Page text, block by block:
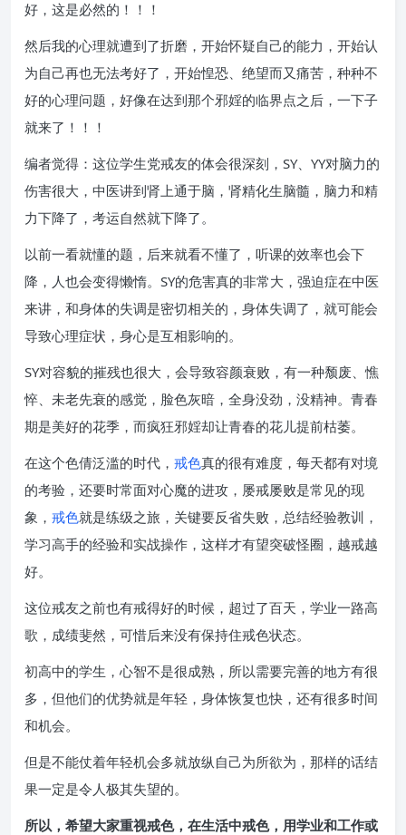
好，这是必然的！！！
然后我的心理就遭到了折磨，开始怀疑自己的能力，开始认
为自己再也无法考好了，开始惶恐、绝望而又痛苦，种种不
好的心理问题，好像在达到那个邪婬的临界点之后，一下子
就来了！！！
编者觉得：这位学生党戒友的体会很深刻，SY、YY对脑力的
伤害很大，中医讲到肾上通于脑，肾精化生脑髓，脑力和精
力下降了，考运自然就下降了。
以前一看就懂的题，后来就看不懂了，听课的效率也会下
降，人也会变得懒惰。SY的危害真的非常大，强迫症在中医
来讲，和身体的失调是密切相关的，身体失调了，就可能会
导致心理症状，身心是互相影响的。
SY对容貌的摧残也很大，会导致容颜衰败，有一种颓废、憔
悴、未老先衰的感觉，脸色灰暗，全身没劲，没精神。青春
期是美好的花季，而疯狂邪婬却让青春的花儿提前枯萎。
在这个色倩泛滥的时代， 戒色真的很有难度，每天都有对境
的考验，还要时常面对心魔的进攻，屡戒屡败是常见的现
象， 戒色就是练级之旅，关键要反省失败，总结经验教训，
学习高手的经验和实战操作，这样才有望突破怪圈，越戒越
好。
这位戒友之前也有戒得好的时候，超过了百天，学业一路高
歌，成绩斐然，可惜后来没有保持住戒色状态。
初高中的学生，心智不是很成熟，所以需要完善的地方有很
多，但他们的优势就是年轻，身体恢复也快，还有很多时间
和机会。
但是不能仗着年轻机会多就放纵自己为所欲为，那样的话结
果一定是令人极其失望的。
所以，希望大家重视戒色，在生活中戒色，用学业和工作或